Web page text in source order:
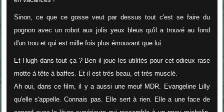
Sinon, ce que ce gosse veut par dessus tout c'est se faire du
pognon avec un robot aux jolis yeux bleus qu'il a trouvé au fond
d'un trou et qui est mille fois plus émouvant que lui.
Et Hugh dans tout ça ? Ben il joue les utilités pour cet odieux rase
motte à tête à baffes. Et il est très beau, et très musclé.
Ah oui, dans ce film, il y a aussi une meuf MDR. Evangeline Lilly
qu'elle s'appelle. Connais pas. Elle sert à rien. Elle a une face de